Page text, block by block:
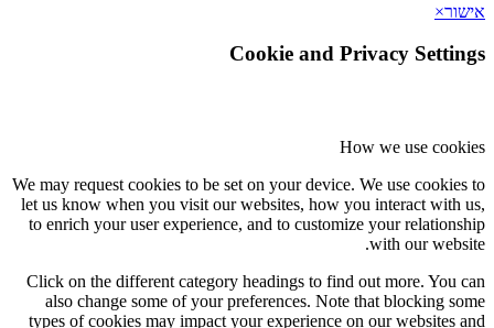
×
Cookie and Privacy
How we use
We may request cookies to be set on your device. We use
let us know when you visit our websites, how you interact
to enrich your user experience, and to customize your
with our
Click on the different category headings to find out more. You
also change some of your preferences. Note that blocking
types of cookies may impact your experience on our websites